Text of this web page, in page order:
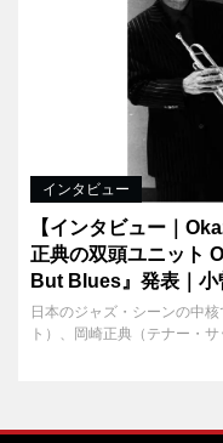
インタビュー
【インタビュー｜
正典の双頭ユニット
But Blues』発表｜小
日本のジャズ・シーンの中
ト）、岡崎正典（テナー・サ